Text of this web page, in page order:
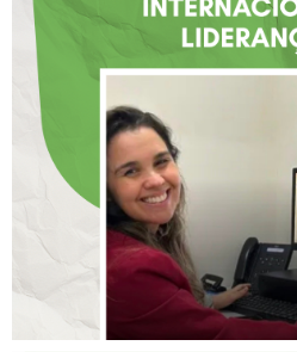
ATUAÇÃO
RENOMADO